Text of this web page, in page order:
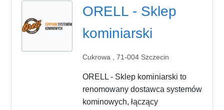
ORELL - Sklep
kominiarski
Cukrowa , 71-004 Szczecin
ORELL - Sklep kominiarski to
renomowany dostawca systemów
kominowych, łączący